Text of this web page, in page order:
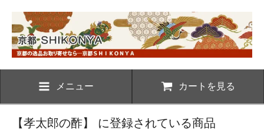
メニュー カートを見る
【孝太郎の酢】 に登録されている商品